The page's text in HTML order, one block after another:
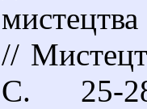
//
С. 25-